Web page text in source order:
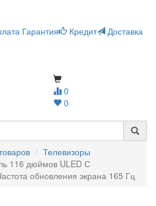
Гарантия Кредит
Доставка
0
0
Телевизоры
116 дюймов ULED С
обновления экрана 165 Гц